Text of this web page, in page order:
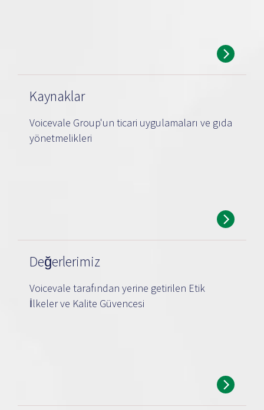
Kaynaklar
Voicevale Group'un ticari uygulamaları ve gıda
yönetmelikleri
Değerlerimiz
Voicevale tarafından yerine getirilen Etik
İlkeler ve Kalite Güvencesi